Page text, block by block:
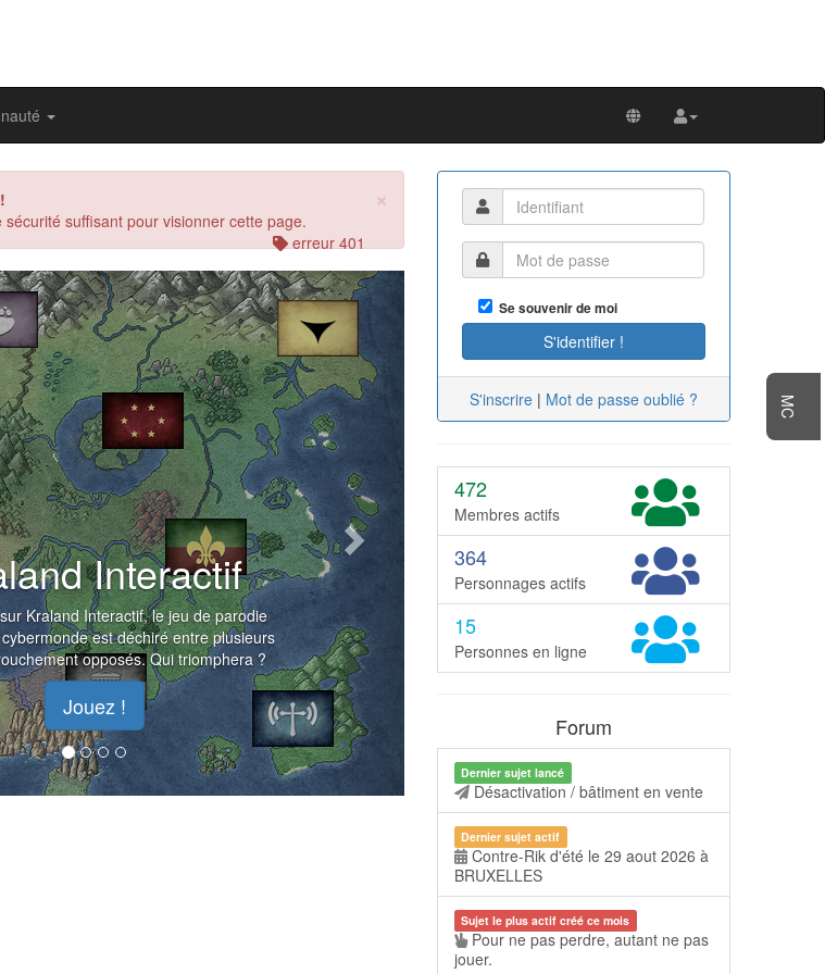
×
suffisant pour visionner cette page.
erreur 401
Interactif
Kraland Interactif, le jeu de parodie
est déchiré entre plusieurs
opposés. Qui triomphera ?
Jouez !
Next
Se souvenir de moi
S'inscrire | Mot de passe oublié ?
472
Membres actifs
364
Personnages actifs
15
Personnes en ligne
Forum
Dernier sujet lancé
Désactivation / bâtiment en vente
Dernier sujet actif
Contre-Rik d'été le 29 aout 2026 à
BRUXELLES
Sujet le plus actif créé ce mois
Pour ne pas perdre, autant ne pas
jouer.
MC